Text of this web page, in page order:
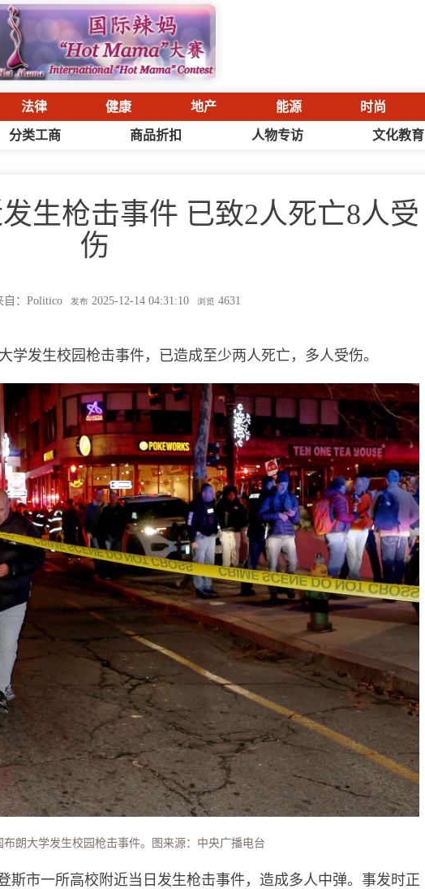
法律 健康 地产 能源 时尚
分类工商 商品折扣 人物专访 文化教育
生枪击事件 已致2人死亡8人受
伤
自：Politico 发布 2025-12-14 04:31:10 浏览 4631
学发生校园枪击事件，已造成至少两人死亡，多人受伤。
布朗大学发生校园枪击事件。图来源：中央广播电台
斯市一所高校附近当日发生枪击事件，造成多人中弹。事发时正